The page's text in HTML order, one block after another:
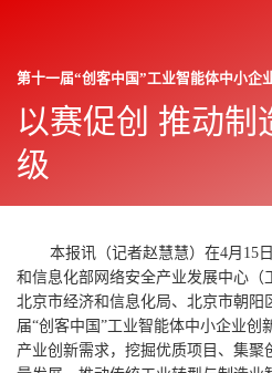
朝阳报
2026年04月17日
第十一届“创客中国”工业智能体中小企
以赛促创 推动
级
本报讯（记者赵慧慧）在4月15
和信息化部网络安全产业发展中心（
北京市经济和信息化局、北京市朝阳
届“创客中国”工业智能体中小企业创
产业创新需求，挖掘优质项目、集聚
上一篇